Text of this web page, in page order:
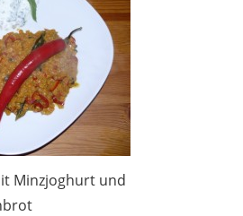
Minzjoghurt und